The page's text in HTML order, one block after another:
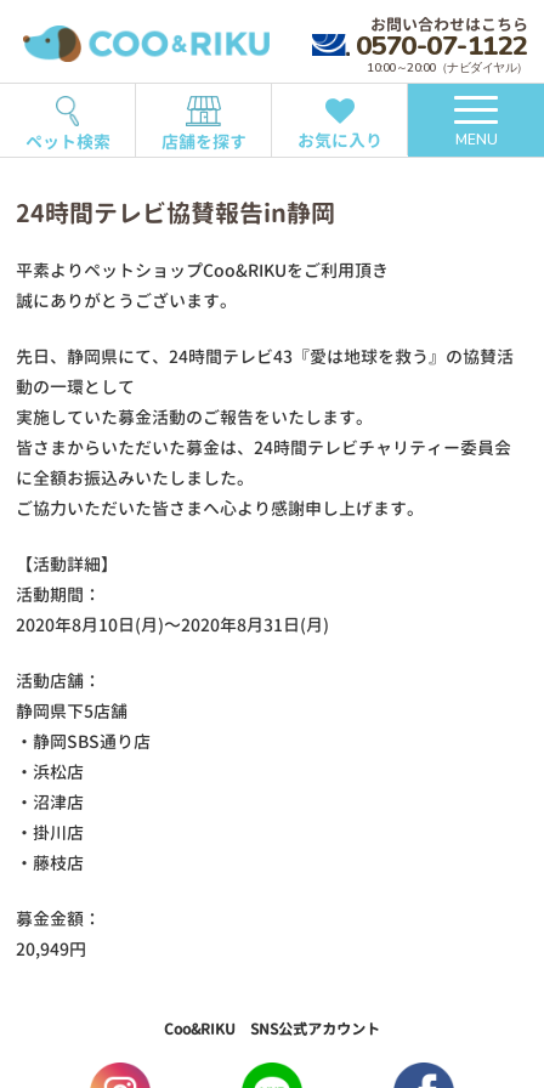
お問い合わせはこちら
0570-07-1122
10:00～20:00（ナビダイヤル）
ペット検索 店舗を探す お気に入り MENU
24時間テレビ協賛報告in静岡
平素よりペットショップCoo&RIKUをご利用頂き
誠にありがとうございます。
先日、静岡県にて、24時間テレビ43『愛は地球を救う』の協賛活
動の一環として
実施していた募金活動のご報告をいたします。
皆さまからいただいた募金は、24時間テレビチャリティー委員会
に全額お振込みいたしました。
ご協力いただいた皆さまへ心より感謝申し上げます。
【活動詳細】
活動期間：
2020年8月10日(月)～2020年8月31日(月)
活動店舗：
静岡県下5店舗
・静岡SBS通り店
・浜松店
・沼津店
・掛川店
・藤枝店
募金金額：
20,949円
Coo&RIKU SNS公式アカウント